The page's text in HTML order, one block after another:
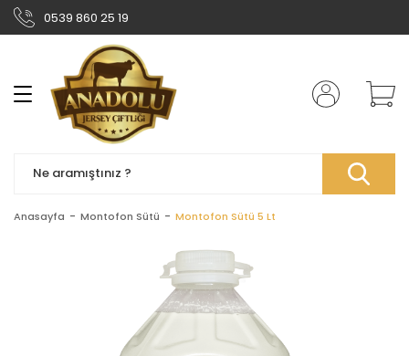
0539 860 25 19
Anasayfa Montofon Sütü Montofon Sütü 5 Lt